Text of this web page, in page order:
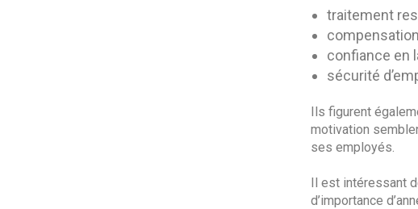
traitement
confiance en
sécurité
Ils figurent
motivation
ses employés.
Il est intéressant
d’importance